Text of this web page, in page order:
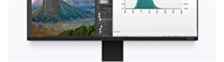
Zoeken